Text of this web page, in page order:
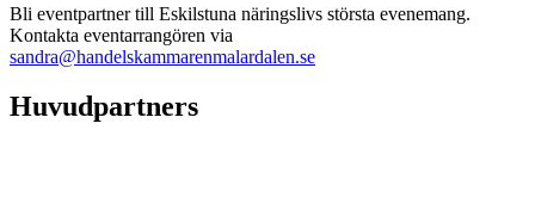
Bli eventpartner till Eskilstuna näringslivs största evenemang.
Kontakta eventarrangören via
sandra@handelskammarenmalardalen.se
Huvudpartners